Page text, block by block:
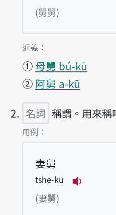
(舅舅)
第1項釋義的
近義：
① 母舅 bú-kū
② 阿舅 a-kū
名詞 稱謂。用來稱
第2項釋義的
用例：
妻舅
tshe-kū
(妻舅)